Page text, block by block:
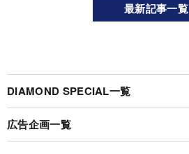
最新記事一覧
DIAMOND SPECIAL一覧
広告企画一覧